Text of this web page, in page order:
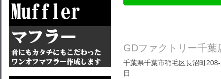
GDファクトリー千葉
千葉県千葉市稲毛区長沼町
日